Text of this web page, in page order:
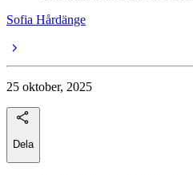
Sofia Hårdänge
25 oktober, 2025
Dela